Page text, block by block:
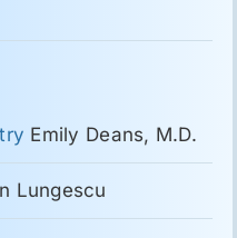
Emily Deans, M.D.
Lungescu